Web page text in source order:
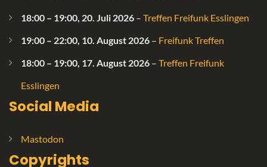
18:00 – 19:00 20. Juli 2026 – Treffen Freifunk Esslingen
19:00 – 22:00 10. August 2026 – Freifunk Treffen
18:00 – 19:00 17. August 2026 – Treffen Freifunk
Esslingen
Social Media
Mastodon
Copyrights